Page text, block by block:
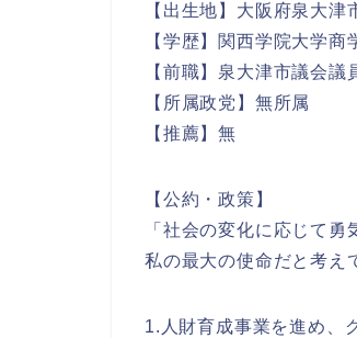
【出生地】大阪府泉大津
【学歴】関西学院大学商
【前職】泉大津市議会議
【所属政党】無所属
【推薦】無
【公約・政策】
「社会の変化に応じて
私の最大の使命だと考え
1.人財育成事業を進め、